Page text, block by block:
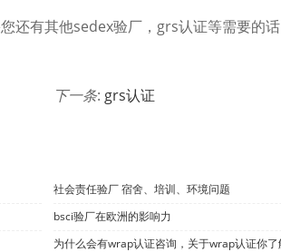
还有其他sedex验厂，grs认证等需要的
下一条: grs认证
社会责任验厂 宿舍、培训、环境问题
bsci验厂在欧洲的影响力
为什么会有wrap认证咨询，关于wrap认证你了